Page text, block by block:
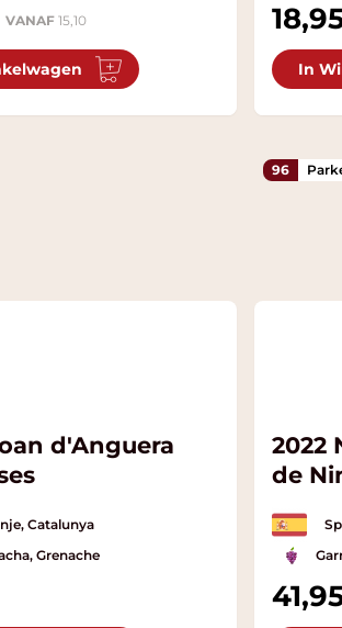
VANAF 15,10
In
d'Anguera
Catalunya
Grenache
96
2022
de